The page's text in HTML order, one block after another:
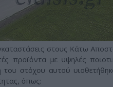
στους Κάτω
προϊόντα με υψηλές
στόχου αυτού
όπως: